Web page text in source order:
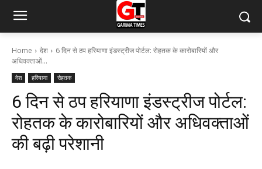
Home देश
6 दिन से ठप हरियाणा इंडस्ट्रीज पोर्टल: रोहतक के कारोबारियों और
अधिवक्ताओं...
देश हरियाणा रोहतक
6 दिन से ठप हरियाणा इंडस्ट्रीज पोर्टल:
रोहतक के कारोबारियों और अधिवक्ताओं
की बढ़ी परेशानी